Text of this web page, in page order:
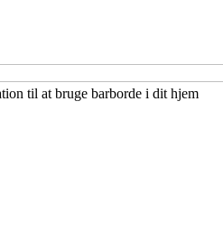
til at bruge barborde i dit hjem